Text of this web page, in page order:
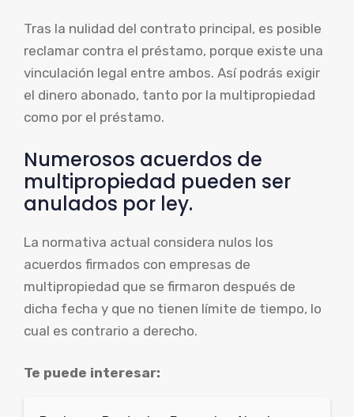
Tras la nulidad del contrato principal, es posible
reclamar contra el préstamo, porque existe una
vinculación legal entre ambos. Así podrás exigir
el dinero abonado, tanto por la multipropiedad
como por el préstamo.
Numerosos acuerdos de
multipropiedad pueden ser
anulados por ley.
La normativa actual considera nulos los
acuerdos firmados con empresas de
multipropiedad que se firmaron después de
dicha fecha y que no tienen límite de tiempo, lo
cual es contrario a derecho.
Te puede interesar: